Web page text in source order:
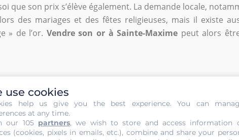
que son prix s’élève également. La demande locale,
des mariages et des fêtes religieuses, mais il existe
» de l’or. Vendre son or à Sainte-Maxime peut alors
NOUS CONTACTER
use cookies
help us give you the best experience. You can
at any time.
our 105 partners, we wish to store and access information
(cookies, pixels in emails, etc.), combine and share your